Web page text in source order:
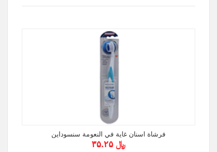
فرشاة اسنان غاية في النعومة سنسوداين
﷼ ۳۵.۲۵